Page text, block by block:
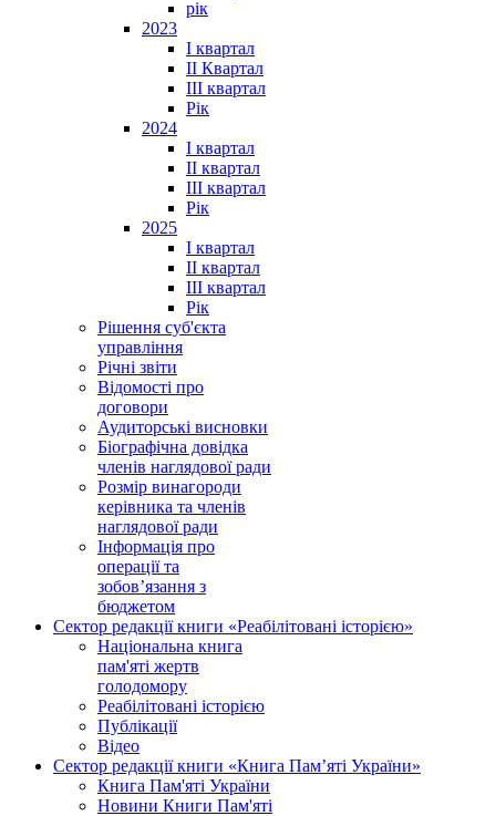
рік
2023
І квартал
ІІ Квартал
III квартал
Рік
2024
I квартал
II квартал
III квартал
Рік
2025
I квартал
II квартал
III квартал
Рік
Рішення суб'єкта
управління
Річні звіти
Відомості про
договори
Аудиторські висновки
Біографічна довідка
членів наглядової ради
Розмір винагороди
керівника та членів
наглядової ради
Інформація про
операції та
зобов’язання з
бюджетом
Сектор редакції книги «Реабілітовані історією»
Національна книга
пам'яті жертв
голодомору
Реабілітовані історією
Публікації
Відео
Сектор редакції книги «Книга Пам’яті України»
Книга Пам'яті України
Новини Книги Пам'яті